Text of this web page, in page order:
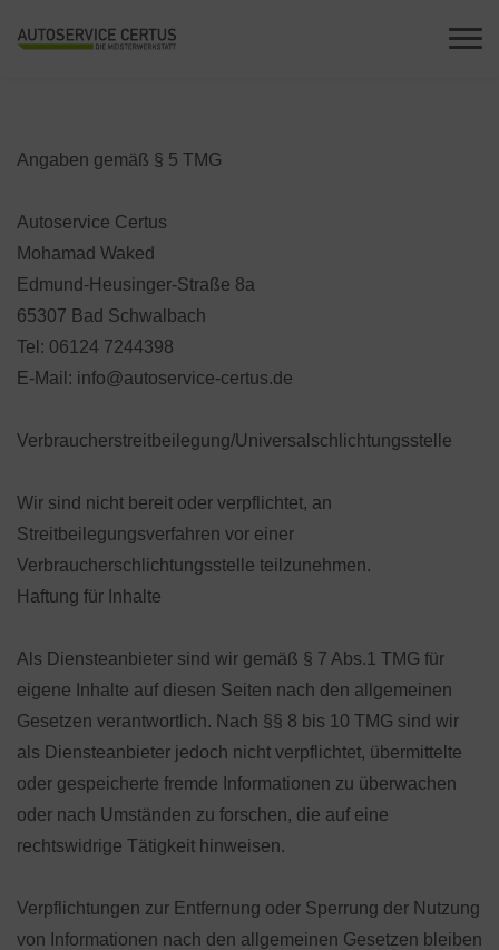
Angaben gemäß § 5 TMG
Autoservice Certus
Mohamad Waked
Edmund-Heusinger-Straße 8a
65307 Bad Schwalbach
Tel: 06124 7244398
E-Mail: info@autoservice-certus.de
Verbraucher­streit­beilegung/Universal­schlichtungs­stelle
Wir sind nicht bereit oder verpflichtet, an
Streitbeilegungsverfahren vor einer
Verbraucherschlichtungsstelle teilzunehmen.
Haftung für Inhalte
Als Diensteanbieter sind wir gemäß § 7 Abs.1 TMG für
eigene Inhalte auf diesen Seiten nach den allgemeinen
Gesetzen verantwortlich. Nach §§ 8 bis 10 TMG sind wir
als Diensteanbieter jedoch nicht verpflichtet, übermittelte
oder gespeicherte fremde Informationen zu überwachen
oder nach Umständen zu forschen, die auf eine
rechtswidrige Tätigkeit hinweisen.
Verpflichtungen zur Entfernung oder Sperrung der Nutzung
von Informationen nach den allgemeinen Gesetzen bleiben